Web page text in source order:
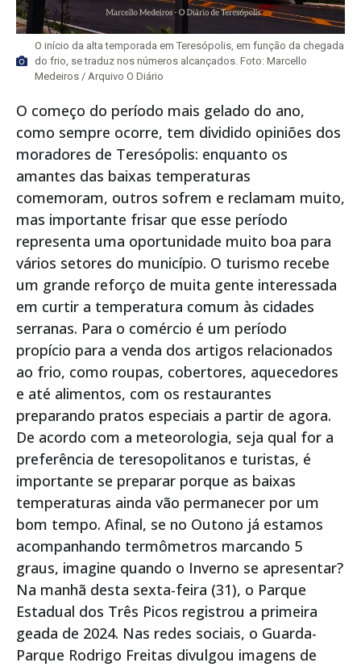
O início da alta temporada em Teresópolis, em função da chegada
do frio, se traduz nos números alcançados. Foto: Marcello
Medeiros / Arquivo O Diário
O começo do período mais gelado do ano,
como sempre ocorre, tem dividido opiniões dos
moradores de Teresópolis: enquanto os
amantes das baixas temperaturas
comemoram, outros sofrem e reclamam muito,
mas importante frisar que esse período
representa uma oportunidade muito boa para
vários setores do município. O turismo recebe
um grande reforço de muita gente interessada
em curtir a temperatura comum às cidades
serranas. Para o comércio é um período
propício para a venda dos artigos relacionados
ao frio, como roupas, cobertores, aquecedores
e até alimentos, com os restaurantes
preparando pratos especiais a partir de agora.
De acordo com a meteorologia, seja qual for a
preferência de teresopolitanos e turistas, é
importante se preparar porque as baixas
temperaturas ainda vão permanecer por um
bom tempo. Afinal, se no Outono já estamos
acompanhando termômetros marcando 5
graus, imagine quando o Inverno se apresentar?
Na manhã desta sexta-feira (31), o Parque
Estadual dos Três Picos registrou a primeira
geada de 2024. Nas redes sociais, o Guarda-
Parque Rodrigo Freitas divulgou imagens de